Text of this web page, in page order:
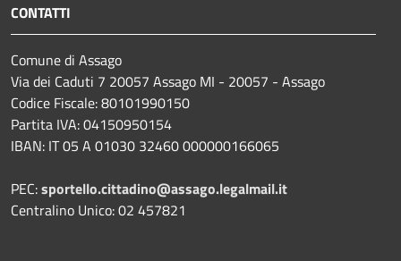
CONTATTI
Comune di Assago
Via dei Caduti 7 20057 Assago MI - 20057 - Assago
Codice Fiscale: 80101990150
Partita IVA: 04150950154
IBAN: IT 05 A 01030 32460 000000166065
PEC:sportello.cittadino@assago.legalmail.it
Centralino Unico: 02 457821